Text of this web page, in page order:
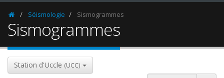
HomepageSéismologie Sismogrammes
Sismogrammes
Station d'Uccle (UCC)